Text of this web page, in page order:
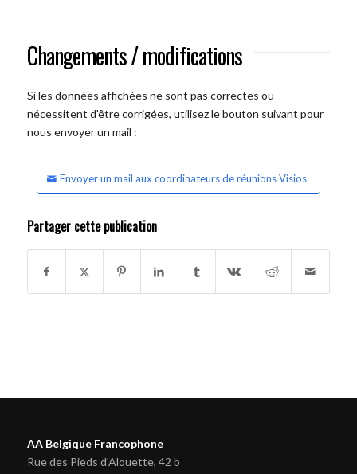
Changements / modifications
Si les données affichées ne sont pas correctes ou
nécessitent d'être corrigées, utilisez le bouton suivant pour
nous envoyer un mail :
Envoyer un mail aux coordinateurs de réunions Visios
Partager cette publication
AA Belgique Francophone
Rue des Pieds d'Alouette, 42 b